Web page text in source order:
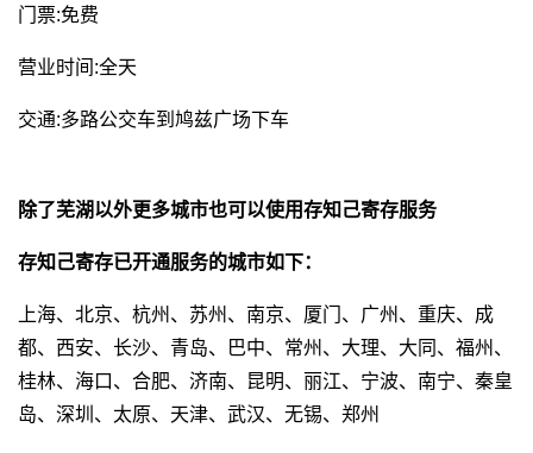
门票:免费
营业时间:全天
交通:多路公交车到鸠兹广场下车
除了芜湖以外更多城市也可以使用存知己寄存服务
存知己寄存已开通服务的城市如下：
上海、北京、杭州、苏州、南京、厦门、广州、重庆、成
都、西安、长沙、青岛、巴中、常州、大理、大同、福州、
桂林、海口、合肥、济南、昆明、丽江、宁波、南宁、秦皇
岛、深圳、太原、天津、武汉、无锡、郑州